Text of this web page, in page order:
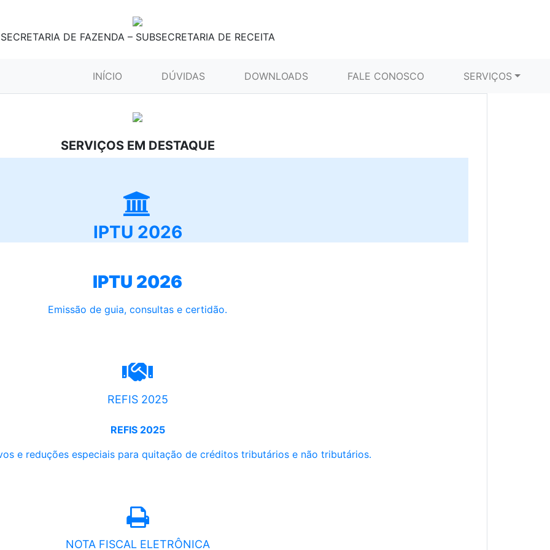
SECRETARIA DE FAZENDA – SUBSECRETARIA DE RECEITA
INÍCIO (CURRENT)DÚVIDAS DOWNLOADS FALE CONOSCO SERVIÇOS
SERVIÇOS EM DESTAQUE
IPTU 2026
IPTU 2026
Emissão de guia, consultas e certidão.
REFIS 2025
REFIS 2025
e reduções especiais para quitação de créditos tributários e não tributários.
NOTA FISCAL ELETRÔNICA